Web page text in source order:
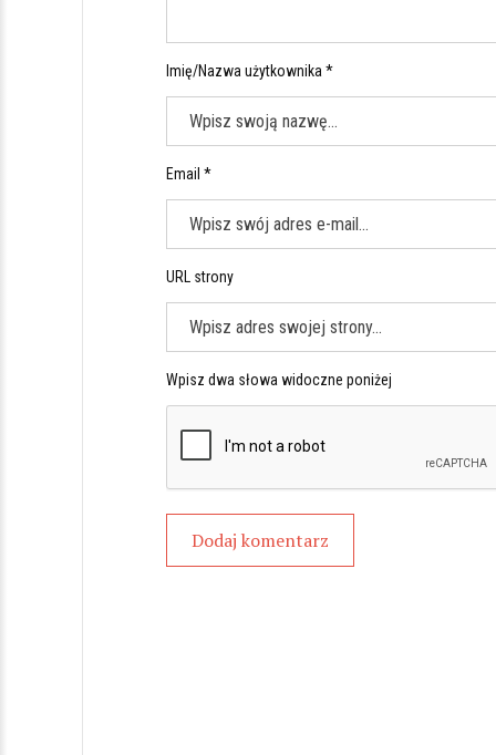
Imię/Nazwa użytkownika *
Email *
URL strony
Wpisz dwa słowa widoczne poniżej